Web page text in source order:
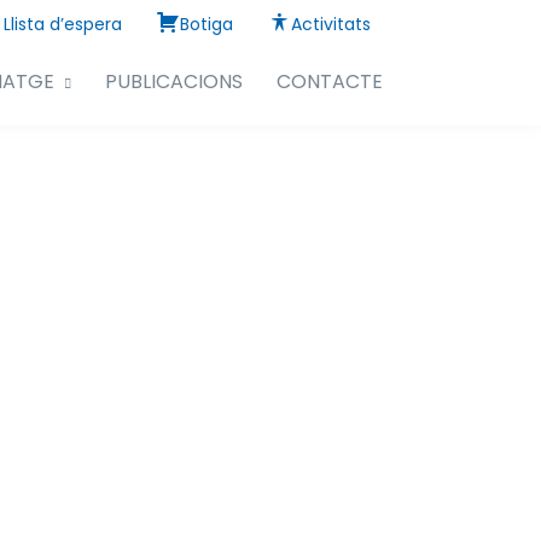
Llista d’espera Botiga Activitats
PUBLICACIONS CONTACTE